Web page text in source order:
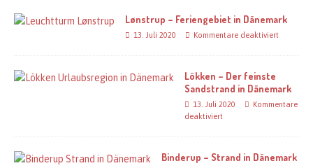
Lønstrup – Feriengebiet in Dänemark
13. Juli 2020 Kommentare deaktiviert
Lökken – Der feinste
Sandstrand in Dänemark
13. Juli 2020
Kommentare
deaktiviert
Binderup – Strand in Dänemark